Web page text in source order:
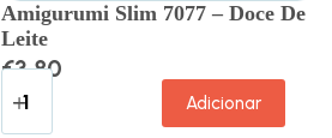
Amigurumi Slim 7077 – Doce De
Leite
€3.80
Adicionar